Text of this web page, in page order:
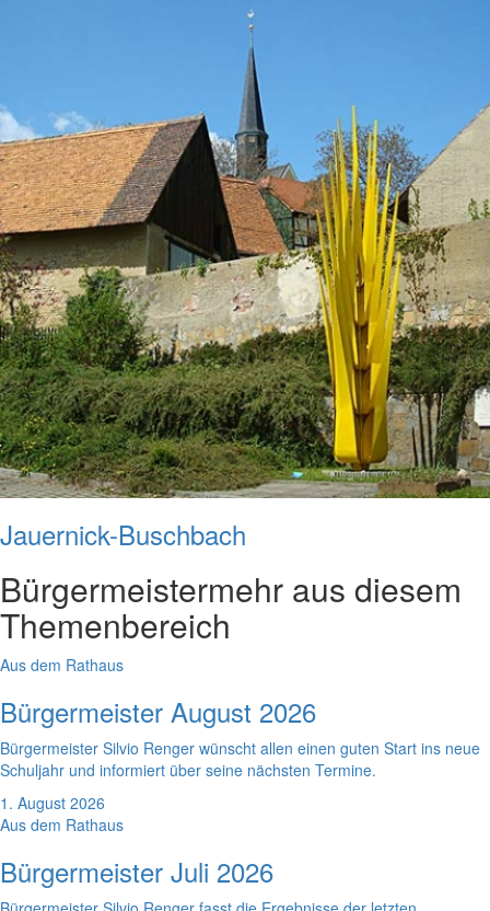
Jauernick-Buschbach
Bürgermeistermehr aus diesem
Themenbereich
Aus dem Rathaus
Bürgermeister August 2026
Bürgermeister Silvio Renger wünscht allen einen guten Start ins neue
Schuljahr und informiert über seine nächsten Termine.
1. August 2026
Aus dem Rathaus
Bürgermeister Juli 2026